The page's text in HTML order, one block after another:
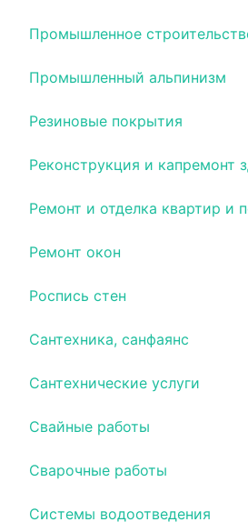
Промышленное
Промышленный альпинизм
Резиновые покрытия
Реконструкция и капремонт
Ремонт и отделка квартир и
Ремонт окон
Роспись стен
Сантехника, санфаянс
Сантехнические услуги
Свайные работы
Сварочные работы
Системы водоотведения